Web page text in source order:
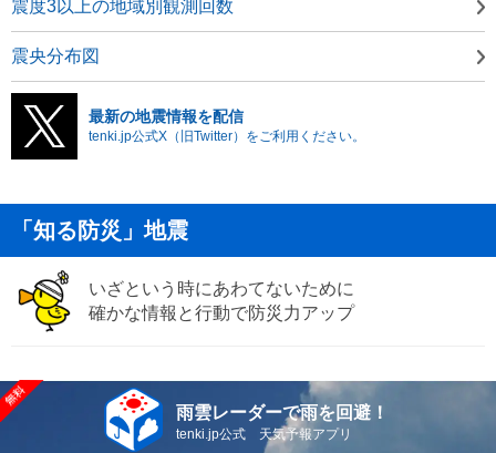
震度3以上の地域別観測回数
震央分布図
最新の地震情報を配信
tenki.jp公式X（旧Twitter）をご利用ください。
「知る防災」地震
いざという時にあわてないために
確かな情報と行動で防災力アップ
雨雲レーダーで雨を回避！
tenki.jp公式 天気予報アプリ